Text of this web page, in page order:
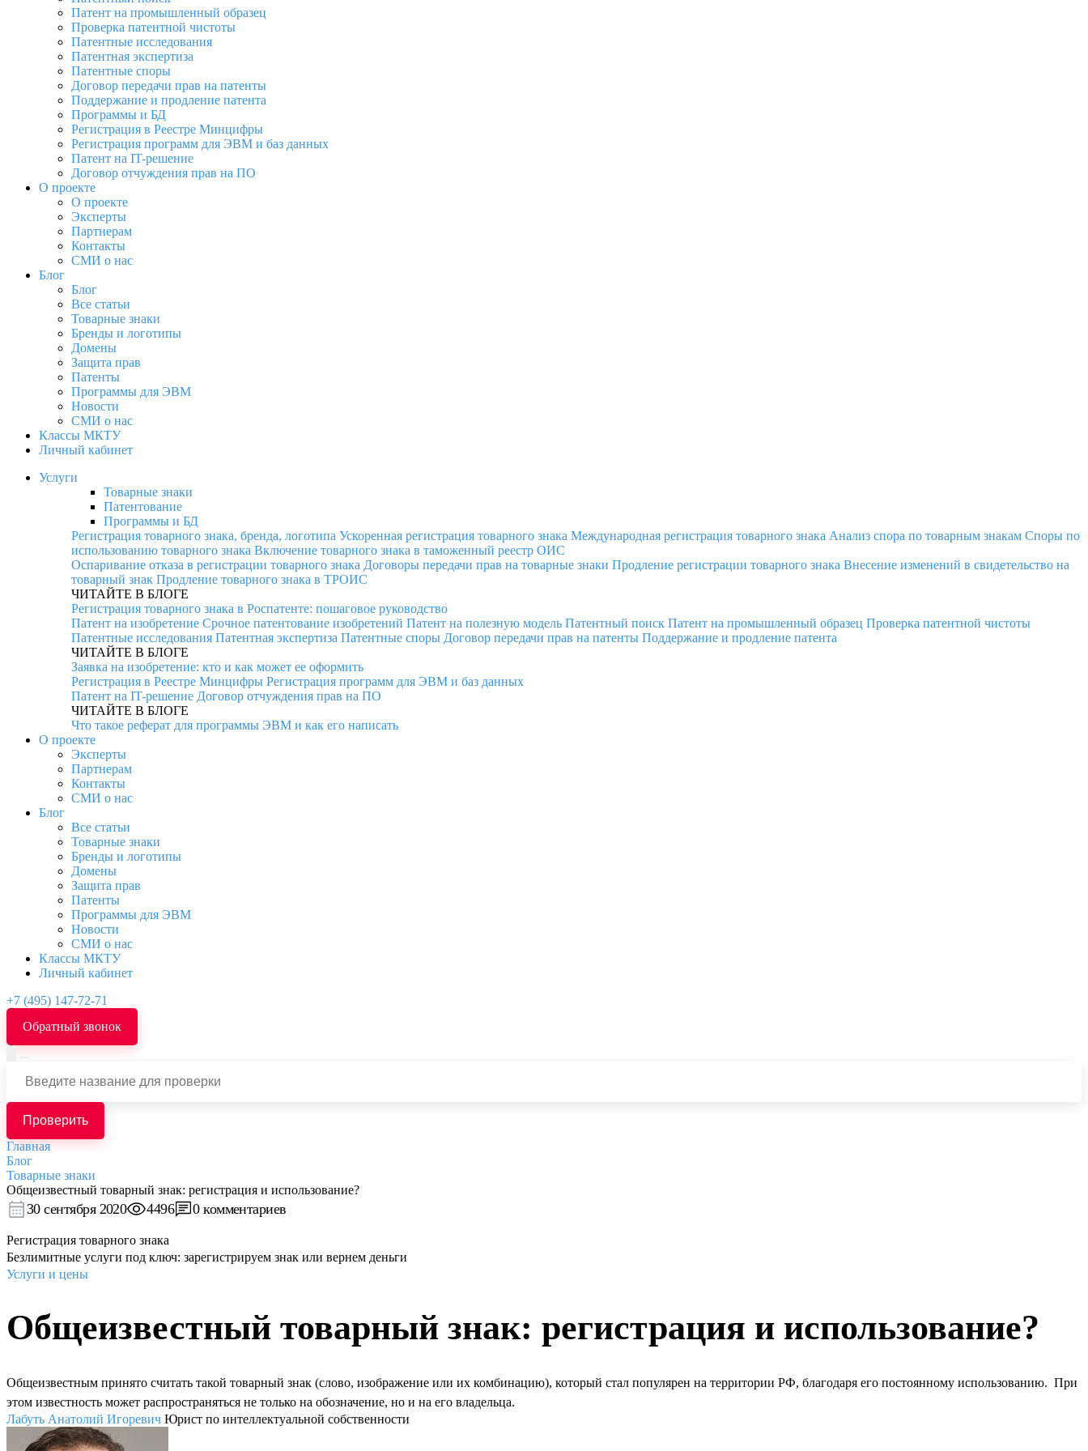
Патент на промышленный образец
Проверка патентной чистоты
Патентные исследования
Патентная экспертиза
Патентные споры
Договор передачи прав на патенты
Поддержание и продление патента
Программы и БД
Регистрация в Реестре Минцифры
Регистрация программ для ЭВМ и баз данных
Патент на IT-решение
Договор отчуждения прав на ПО
О проекте
О проекте
Эксперты
Партнерам
Контакты
СМИ о нас
Блог
Блог
Все статьи
Товарные знаки
Бренды и логотипы
Домены
Защита прав
Патенты
Программы для ЭВМ
Новости
СМИ о нас
Классы МКТУ
Личный кабинет
Услуги
Товарные знаки
Патентование
Программы и БД
Регистрация товарного знака, бренда, логотипа Ускоренная регистрация товарного знака Международная регистрация товарного знака Анализ спора по товарным знакам Споры по
использованию товарного знака Включение товарного знака в таможенный реестр ОИС
Оспаривание отказа в регистрации товарного знака Договоры передачи прав на товарные знаки Продление регистрации товарного знака Внесение изменений в свидетельство на
товарный знак Продление товарного знака в ТРОИС
ЧИТАЙТЕ В БЛОГЕ
Регистрация товарного знака в Роспатенте: пошаговое руководство
Патент на изобретение Срочное патентование изобретений Патент на полезную модель Патентный поиск Патент на промышленный образец Проверка патентной чистоты
Патентные исследования Патентная экспертиза Патентные споры Договор передачи прав на патенты Поддержание и продление патента
ЧИТАЙТЕ В БЛОГЕ
Заявка на изобретение: кто и как может ее оформить
Регистрация в Реестре Минцифры Регистрация программ для ЭВМ и баз данных
Патент на IT-решение Договор отчуждения прав на ПО
ЧИТАЙТЕ В БЛОГЕ
Что такое реферат для программы ЭВМ и как его написать
О проекте
Эксперты
Партнерам
Контакты
СМИ о нас
Блог
Все статьи
Товарные знаки
Бренды и логотипы
Домены
Защита прав
Патенты
Программы для ЭВМ
Новости
СМИ о нас
Классы МКТУ
Личный кабинет
+7 (495) 147-72-71
Обратный звонок
Проверить
Главная
Блог
Товарные знаки
Общеизвестный товарный знак: регистрация и использование?
30 сентября 2020 4496 0 комментариев
Регистрация товарного знака
Безлимитные услуги под ключ: зарегистрируем знак или вернем деньги
Услуги и цены
Общеизвестный товарный знак: регистрация и использование?
Общеизвестным принято считать такой товарный знак (слово, изображение или их комбинацию), который стал популярен на территории РФ, благодаря его постоянному использованию. При
этом известность может распространяться не только на обозначение, но и на его владельца.
Лабуть Анатолий Игоревич Юрист по интеллектуальной собственности